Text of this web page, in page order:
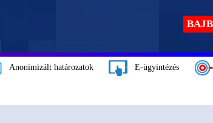
Anonimizált határozatok E-ügyintézés